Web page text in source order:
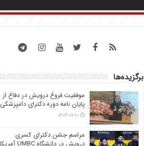
برگزیده‌ها
موفقیت فروغ درویش در دفاع از
پایان نامه دوره دکترای دامپزشکی
۱۴۰۴-۰۷-۱۰
مراسم جشن دکترای کسری
درویش در دانشگاه UMBC آمریکا